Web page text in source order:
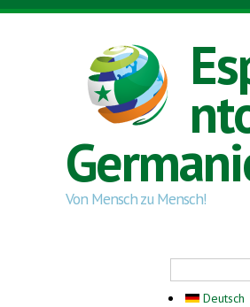
Skip to main content
Von Mensch zu Mensch!
Deutsch